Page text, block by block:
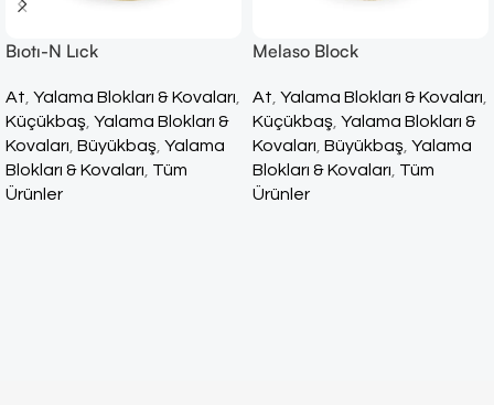
Bıotı-N Lıck
At Yalama Blokları & Kovaları
Küçükbaş Yalama Blokları &
Kovaları Büyükbaş Yalama
Blokları & Kovaları Tüm
Ürünler
Melaso Block
At Yalama Blokları & Kovaları
Küçükbaş Yalama Blokları &
Kovaları Büyükbaş Yalama
Blokları & Kovaları Tüm
Ürünler